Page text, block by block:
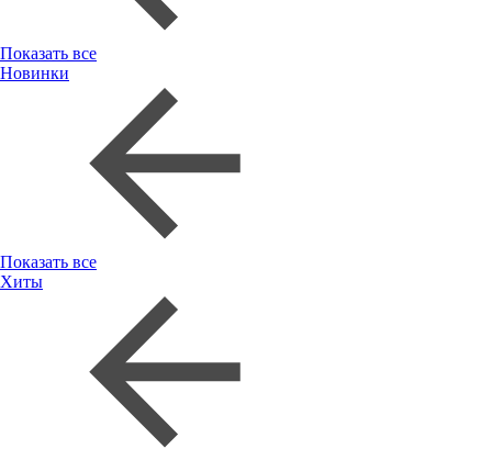
Показать все
Новинки
Показать все
Хиты